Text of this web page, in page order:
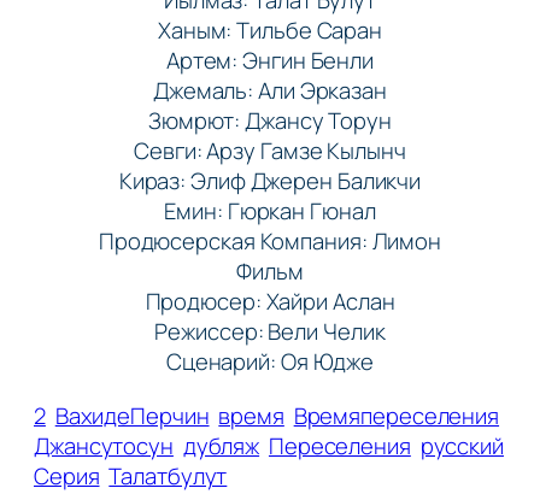
Ханым: Тильбе Саран
Артем: Энгин Бенли
Джемаль: Али Эрказан
Зюмрют: Джансу Торун
Севги: Арзу Гамзе Кылынч
Кираз: Элиф Джерен Баликчи
Емин: Гюркан Гюнал
Продюсерская Компания: Лимон
Фильм
Продюсер: Хайри Аслан
Режиссер: Вели Челик
Сценарий: Оя Юдже
2 ВахидеПерчин время Времяпереселения
Джансутосун дубляж Переселения русский
Серия Талатбулут